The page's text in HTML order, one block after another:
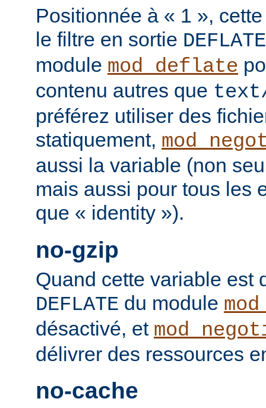
Positionnée à « 1 »,
le filtre en sortie DEFLATE
module mod_deflate
contenu autres que
préférez utiliser des
statiquement,
aussi la variable (non
mais aussi pour tous les
que « identity »).
no-gzip
Quand cette variable est
DEFLATE du module
désactivé, et
délivrer des ressources
no-cache